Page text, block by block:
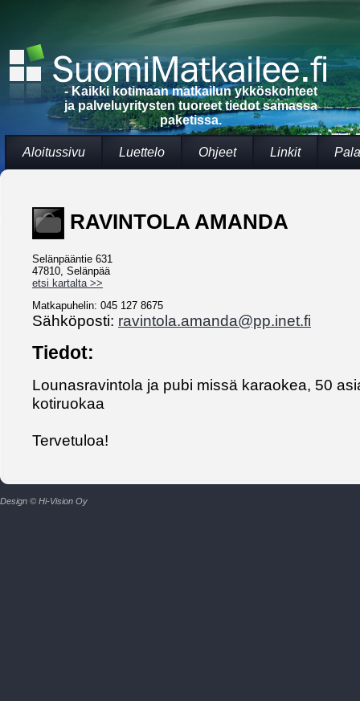
- Kaikki kotimaan matkailun ykköskohteet
ja palveluyritysten tuoreet tiedot samassa
paketissa.
Aloitussivu Luettelo Ohjeet Linkit
RAVINTOLA AMANDA
Selänpääntie 631
47810, Selänpää
etsi kartalta >>
Matkapuhelin: 045 127 8675
Sähköposti: ravintola.amanda@pp.inet.fi
Tiedot:
Lounasravintola ja pubi missä karaokea, 50
kotiruokaa
Tervetuloa!
Design © Hi-Vision Oy